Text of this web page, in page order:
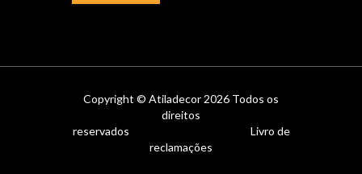
Copyright © Atiladecor 2026 Todos os
direitos
reservados
Livro de
reclamações